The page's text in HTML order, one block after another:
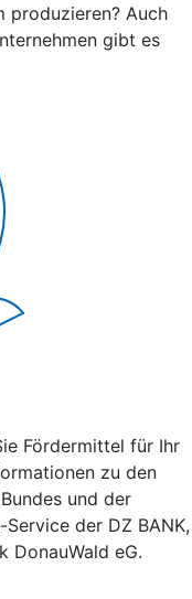
produzieren? Auch
gibt es
Fördermittel für Ihr
zu den
und der
der DZ BANK,
DonauWald eG.